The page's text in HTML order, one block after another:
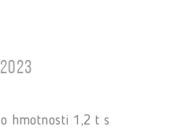
hmotnosti 1,2 t s